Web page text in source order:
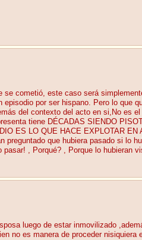
cometió, este caso será
por ser hispano. Pero lo que
del contexto del acto en si,No es
tiene DÉCADAS SIENDO
ES LO QUE HACE EXPLOTAR
que hubiera pasado si lo
, Porqué? , Porque lo hubieran
luego de estar inmovilizado
no es manera de proceder nisiquiera